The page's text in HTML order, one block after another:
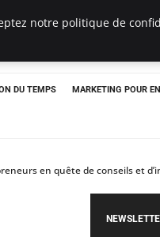
DU TEMPS MARKETING POUR
en quête de conseils et
notre politique de